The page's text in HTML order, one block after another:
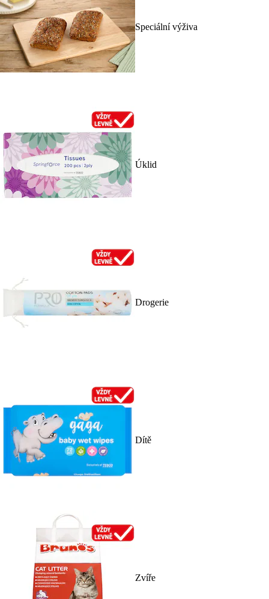
Speciální výživa
Úklid
Drogerie
Dítě
Zvíře